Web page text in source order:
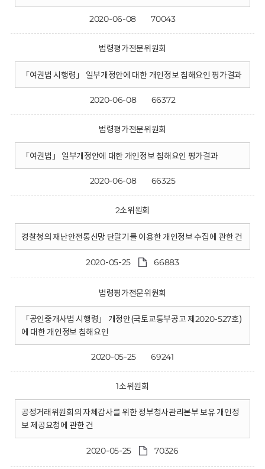
2020-06-08 70043
법령평가전문위원회
「여권법 시행령」 일부개정안에 대한 개인정보 침해요인 평가결과
2020-06-08 66372
법령평가전문위원회
「여권법」 일부개정안에 대한 개인정보 침해요인 평가결과
2020-06-08 66325
2소위원회
경찰청의 재난안전통신망 단말기를 이용한 개인정보 수집에 관한 건
2020-05-25 66883
법령평가전문위원회
「공인중개사법 시행령」 개정안(국토교통부공고 제2020-527호)
에 대한 개인정보 침해요인
2020-05-25 69241
1소위원회
공정거래위원회의 자체감사를 위한 정부청사관리본부 보유 개인정
보 제공요청에 관한 건
2020-05-25 70326